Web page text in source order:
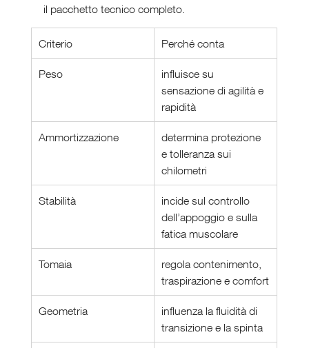
il pacchetto tecnico completo.
Criterio Perché conta
Peso
influisce su
sensazione di agilità e
rapidità
Ammortizzazione
determina protezione
e tolleranza sui
chilometri
Stabilità
incide sul controllo
dell’appoggio e sulla
fatica muscolare
Tomaia
regola contenimento,
traspirazione e comfort
Geometria
influenza la fluidità di
transizione e la spinta